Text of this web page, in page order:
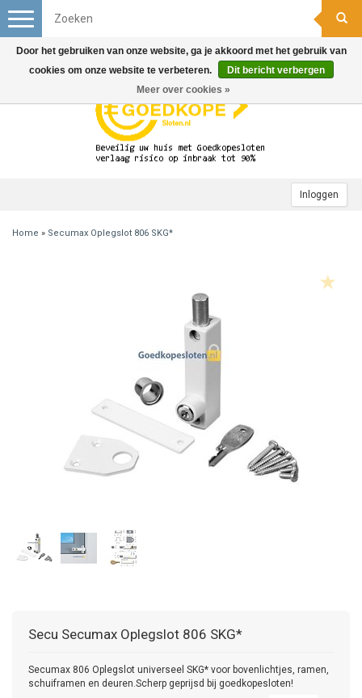
Inloggen
Toggle
navigation
Home » Secumax Oplegslot 806 SKG*
Secu Secumax Oplegslot 806 SKG*
Secumax 806 Oplegslot universeel SKG* voor bovenlichtjes, ramen,
schuiframen en deuren.Scherp geprijsd bij goedkopesloten!
Door het gebruiken van onze website, ga je akkoord met het gebruik van
cookies om onze website te verbeteren.
Dit bericht verbergen
Meer over cookies »